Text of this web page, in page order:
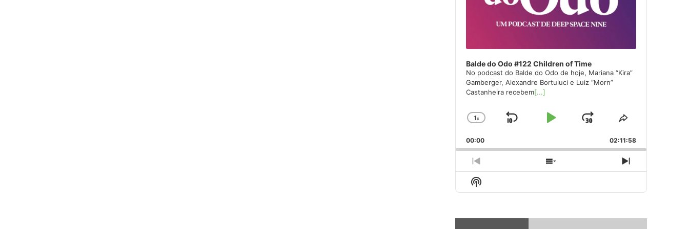
Balde do Odo #122 Children of Time
No podcast do Balde do Odo de hoje, Mariana “Kira”
Gamberger, Alexandre Bortuluci e Luiz “Morn”
Castanheira recebem[...]
Change
Rate
1x
Skip
Play
Jump
Forward
Share
Episode
00:00 02:11:58
Previous
Episode
Show
Episodes
Next
Episode
Show
Podcast